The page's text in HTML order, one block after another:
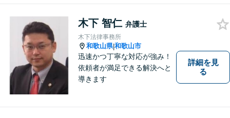
木下 智仁 弁護士
木下法律事務所
和歌山県|和歌山市
迅速かつ丁寧な対応が強み！
依頼者が満足できる解決へと
導きます
詳細を見
る